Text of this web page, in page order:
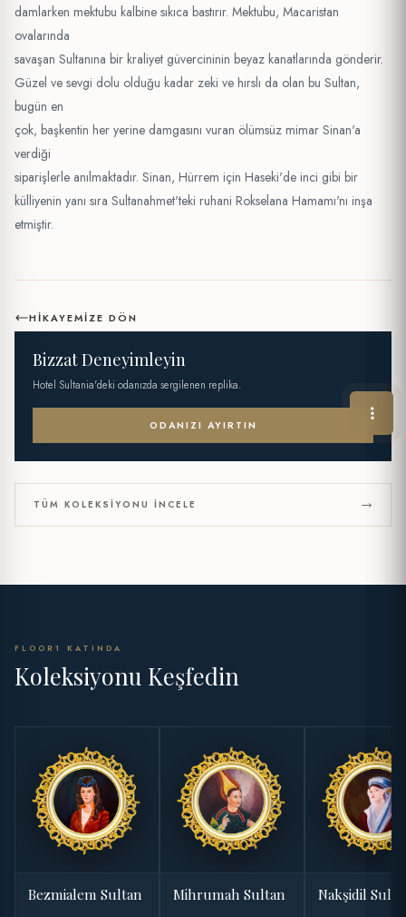
damlarken mektubu kalbine sıkıca bastırır. Mektubu, Macaristan
ovalarında
savaşan Sultanına bir kraliyet güvercininin beyaz kanatlarında gönderir.
Güzel ve sevgi dolu olduğu kadar zeki ve hırslı da olan bu Sultan,
bugün en
çok, başkentin her yerine damgasını vuran ölümsüz mimar Sinan'a
verdiği
siparişlerle anılmaktadır. Sinan, Hürrem için Haseki'de inci gibi bir
külliyenin yanı sıra Sultanahmet'teki ruhani Rokselana Hamamı'nı inşa
etmiştir.
HIKAYEMIZE DÖN
Bizzat Deneyimleyin
Hotel Sultania'deki odanızda sergilenen replika.
ODANIZI AYIRTIN
TÜM KOLEKSIYONU İNCELE
FLOOR1 KATINDA
Koleksiyonu Keşfedin
Bezmialem Sultan Mihrumah Sultan Nakşidil